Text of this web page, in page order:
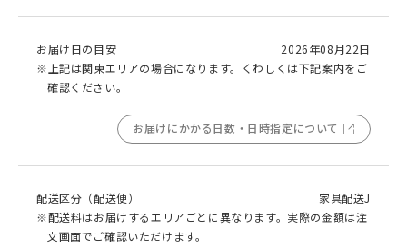
お届け日の目安
2026年08月22日
※上記は関東エリアの場合になります。くわしくは下記案内をご
確認ください。
お届けにかかる日数・日時指定について
配送区分（配送便）
家具配送J
※配送料はお届けするエリアごとに異なります。実際の金額は注
文画面でご確認いただけます。